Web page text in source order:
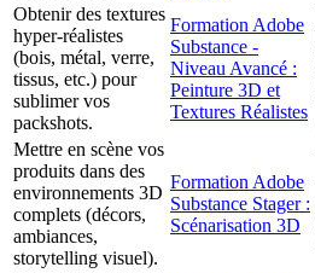
Obtenir des textures
hyper‑réalistes
(bois, métal, verre,
tissus, etc.) pour
sublimer vos
packshots.
Formation Adobe
Substance -
Niveau Avancé :
Peinture 3D et
Textures Réalistes
Mettre en scène vos
produits dans des
environnements 3D
complets (décors,
ambiances,
storytelling visuel).
Formation Adobe
Substance Stager :
Scénarisation 3D